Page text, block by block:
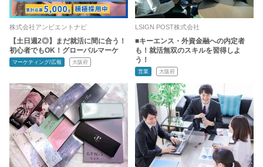
株式会社アンビエントナビ
【土日週2◎】まだ就活に間に合う！
初心者でもOK！グローバルマーケ
マーケティング/広報 大阪府
LSIGN POST株式会社
■キーエンス・外資金融への内定者
も！就活無双のスキルを習得しよ
う！
営業 大阪府